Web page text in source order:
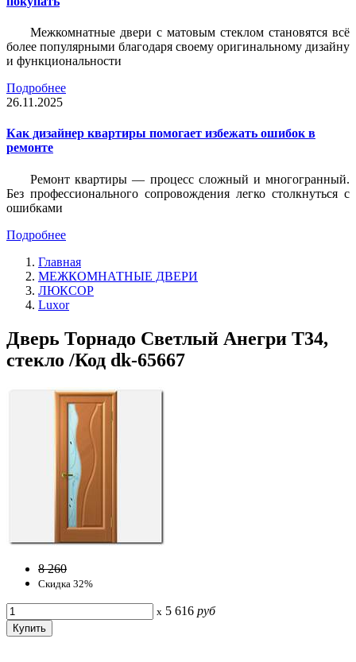
Межкомнатные двери с матовым стеклом становятся всё
более популярными благодаря своему оригинальному дизайну
и функциональности
Подробнее
26.11.2025
Как дизайнер квартиры помогает избежать ошибок в
ремонте
Ремонт квартиры — процесс сложный и многогранный.
Без профессионального сопровождения легко столкнуться с
ошибками
Подробнее
Главная
МЕЖКОМНАТНЫЕ ДВЕРИ
ЛЮКСОР
Luxor
Дверь Торнадо Светлый Анегри Т34,
стекло /Код dk-65667
8 260
Скидка 32%
x 5 616 руб